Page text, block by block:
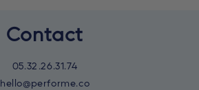
Contact
05.32.26.31.74
hello@performe.co